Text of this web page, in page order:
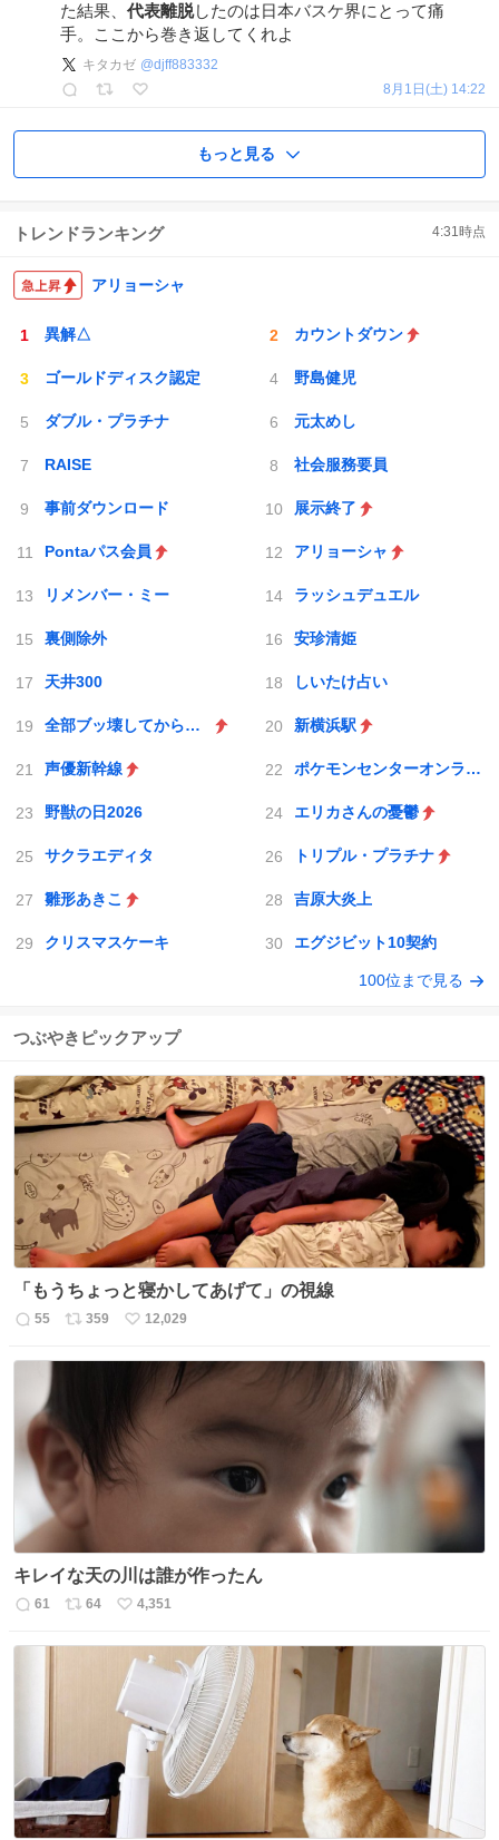
た結果、 代表離脱したのは日本バスケ界にとって痛
手。ここから巻き返してくれよ
キタカゼ @djff883332
8月1日(土) 14:22
もっと見る
トレンドランキング 4:31時点
アリョーシャ
異解△ カウントダウン
ゴールドディスク認定 野島健児
ダブル・プラチナ 元太めし
RAISE 社会服務要員
事前ダウンロード 展示終了
Pontaパス会員 アリョーシャ
リメンバー・ミー ラッシュデュエル
裏側除外 安珍清姫
天井300 しいたけ占い
全部ブッ壊してから辞めたい 新横浜駅
声優新幹線 ポケモンセンターオンライン
野獣の日2026 エリカさんの憂鬱
サクラエディタ トリプル・プラチナ
雛形あきこ 吉原大炎上
クリスマスケーキ エグジビット10契約
100位まで見る
つぶやきピックアップ
「もうちょっと寝かしてあげて」の視線
返
55
リ
359
い
12,029
キレイな天の川は誰が作ったん
返
61
リ
64
い
数
4,351